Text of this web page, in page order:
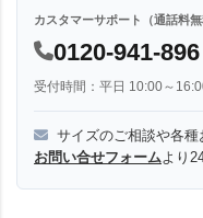
カスタマーサポート（通話料無
0120-941-896
受付時間：平日 10:00～
サイズのご相談や各種
お問い合せフォーム より